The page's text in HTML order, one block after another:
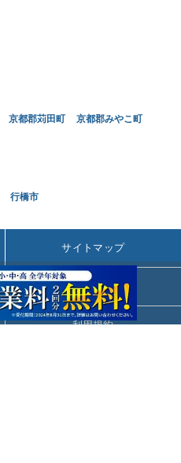
京都郡苅田町
京都郡みやこ町
行橋市
サイトマップ
会社概要
利用規約